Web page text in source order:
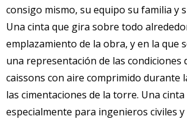
consigo mismo, su equipo su familia y
Una cinta que gira sobre todo
emplazamiento de la obra, y en la que
una representación de las condiciones
caissons con aire comprimido durante
las cimentaciones de la torre. Una
especialmente para ingenieros civiles